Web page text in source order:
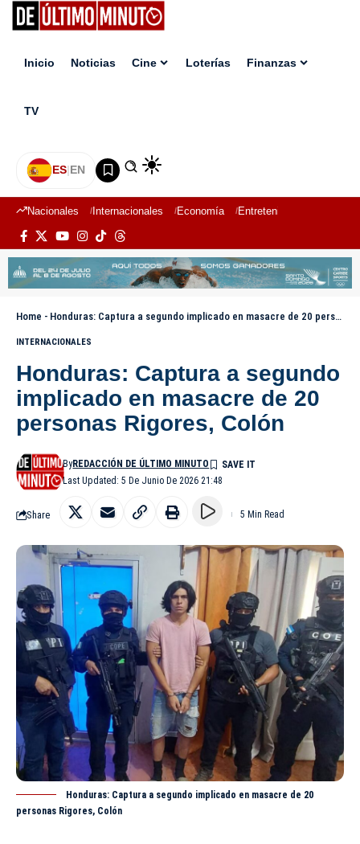
Inicio Noticias Cine Loterías Finanzas
TV
ES|EN
Nacionales Internacionales Economía Entretenimiento
Home - Honduras: Captura a segundo implicado en masacre de 20 personas Rigores, Colón
INTERNACIONALES
Honduras: Captura a segundo
implicado en masacre de 20
personas Rigores, Colón
Last Updated: 5 De Junio De 2026 21:48
ByREDACCIÓN DE ÚLTIMO MINUTO
Share 5 Min Read
Honduras: Captura a segundo implicado en masacre de 20
personas Rigores, Colón